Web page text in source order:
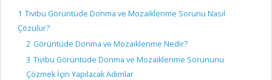
1 Tivibu Görüntüde Donma ve Mozaiklenme Sorunu Nasıl
Çözülür?
2 Görüntüde Donma ve Mozaiklenme Nedir?
3 Tivibu Görüntüde Donma ve Mozaiklenme Sorununu
Çözmek İçin Yapılacak Adımlar